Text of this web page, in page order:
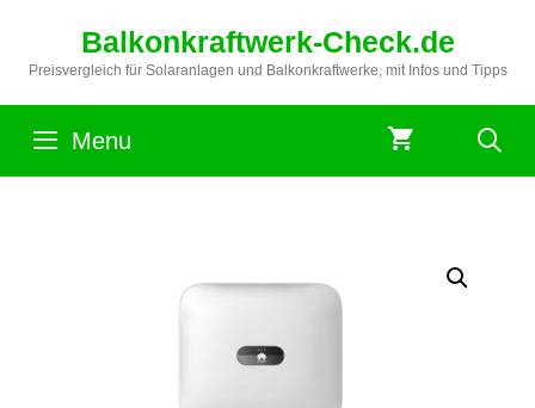
springen
Balkonkraftwerk-Check.de
Preisvergleich für Solaranlagen und Balkonkraftwerke, mit Infos und Tipps
Menu